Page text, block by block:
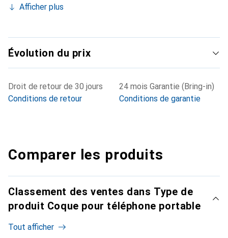
Afficher plus
Évolution du prix
Droit de retour de 30 jours
Conditions de retour
24 mois Garantie (Bring-in)
Conditions de garantie
Comparer les produits
Classement des ventes dans Type de
produit Coque pour téléphone portable
Tout afficher